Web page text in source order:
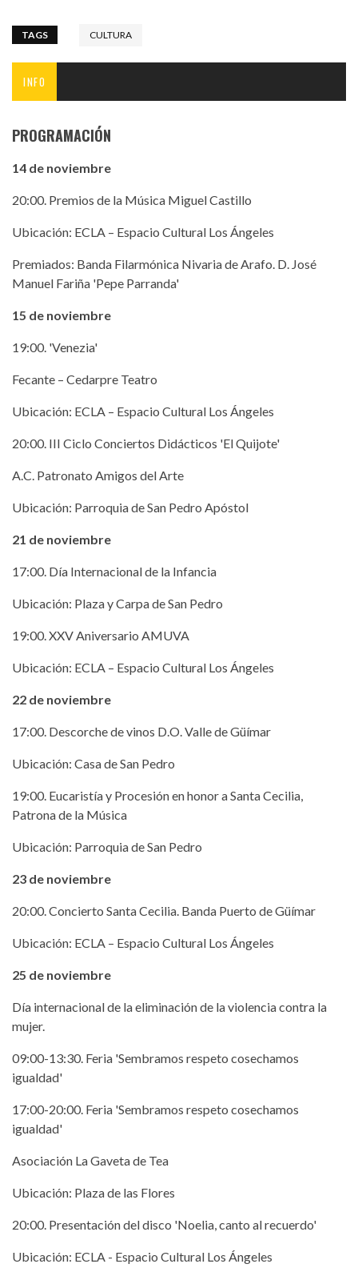
TAGS CULTURA
INFO
PROGRAMACIÓN
14 de noviembre
20:00. Premios de la Música Miguel Castillo
Ubicación: ECLA – Espacio Cultural Los Ángeles
Premiados: Banda Filarmónica Nivaria de Arafo. D. José
Manuel Fariña 'Pepe Parranda'
15 de noviembre
19:00. 'Venezia'
Fecante – Cedarpre Teatro
Ubicación: ECLA – Espacio Cultural Los Ángeles
20:00. III Ciclo Conciertos Didácticos 'El Quijote'
A.C. Patronato Amigos del Arte
Ubicación: Parroquia de San Pedro Apóstol
21 de noviembre
17:00. Día Internacional de la Infancia
Ubicación: Plaza y Carpa de San Pedro
19:00. XXV Aniversario AMUVA
Ubicación: ECLA – Espacio Cultural Los Ángeles
22 de noviembre
17:00. Descorche de vinos D.O. Valle de Güímar
Ubicación: Casa de San Pedro
19:00. Eucaristía y Procesión en honor a Santa Cecilia,
Patrona de la Música
Ubicación: Parroquia de San Pedro
23 de noviembre
20:00. Concierto Santa Cecilia. Banda Puerto de Güímar
Ubicación: ECLA – Espacio Cultural Los Ángeles
25 de noviembre
Día internacional de la eliminación de la violencia contra la
mujer.
09:00-13:30. Feria 'Sembramos respeto cosechamos
igualdad'
17:00-20:00. Feria 'Sembramos respeto cosechamos
igualdad'
Asociación La Gaveta de Tea
Ubicación: Plaza de las Flores
20:00. Presentación del disco 'Noelia, canto al recuerdo'
Ubicación: ECLA - Espacio Cultural Los Ángeles